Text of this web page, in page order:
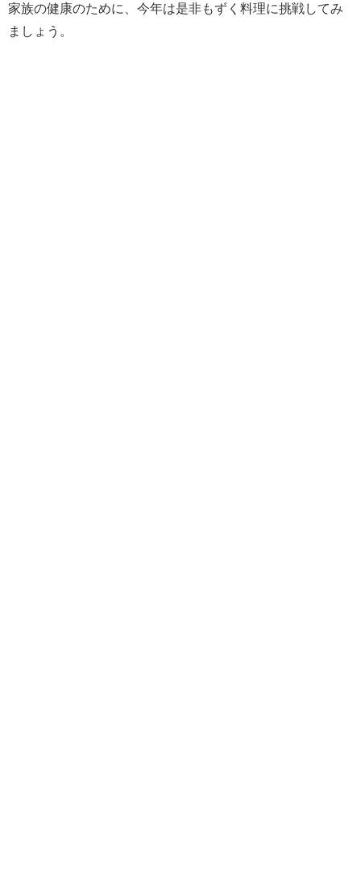
家族の健康のために、今年は是非もずく料理に挑戦してみ
ましょう。